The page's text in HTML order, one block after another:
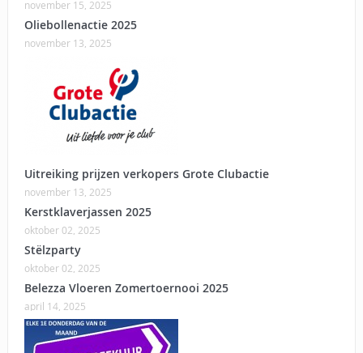
november 15, 2025
Oliebollenactie 2025
november 13, 2025
Uitreiking prijzen verkopers Grote Clubactie
november 13, 2025
Kerstklaverjassen 2025
oktober 02, 2025
Stëlzparty
oktober 02, 2025
Belezza Vloeren Zomertoernooi 2025
april 14, 2025